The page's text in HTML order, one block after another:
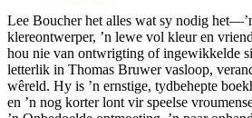
options
may
be
chosen
on
the
Lee Boucher het alles wat sy nodig
klereontwerper, ’n lewe vol kleur en
hou nie van ontwrigting of ingewikkelde
letterlik in Thomas Bruwer vasloop,
wêreld. Hy is ’n ernstige, tydbehepte
en ’n nog korter lont vir speelse